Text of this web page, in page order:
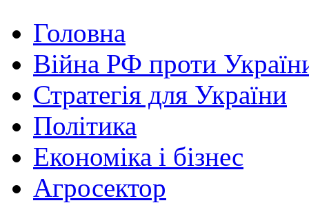
Головна
Війна РФ проти
Стратегія для України
Політика
Економіка і бізнес
Агросектор